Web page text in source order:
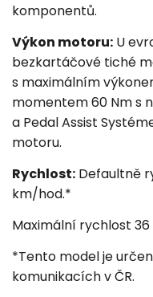
komponentů.
Výkon motoru: U
bezkartáčové tiché
s maximálním
momentem 60 Nm s
a Pedal Assist
motoru.
Rychlost: Defaultně
km/hod.*
Maximální rychlost
*Tento model je
komunikacích v ČR.